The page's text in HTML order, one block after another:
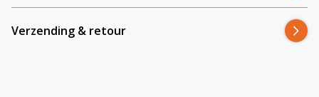
Verzending & retour